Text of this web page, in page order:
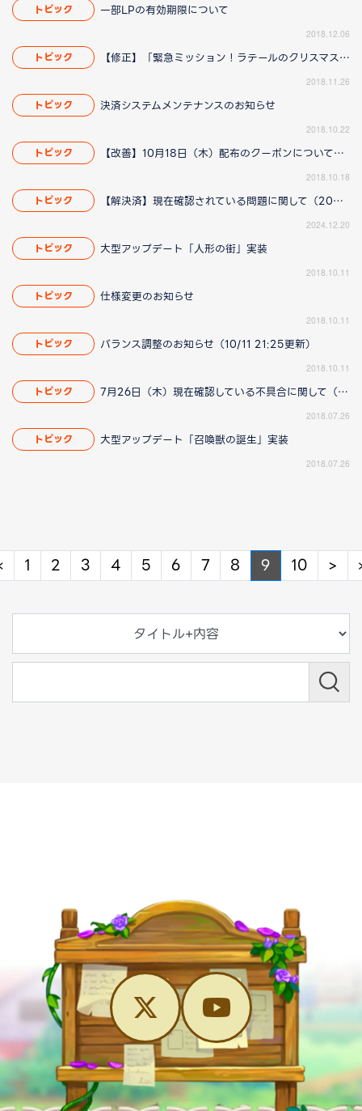
トピック 一部LPの有効期限について
2018.12.06
トピック 【修正】「緊急ミッション！ラテールのクリスマスを救え！」イベントに関して(11/29 14:15更新)
2018.11.26
トピック 決済システムメンテナンスのお知らせ
2018.10.22
トピック 【改善】10月18日（木）配布のクーポンについてのお知らせ（10/18 19:30更新）
2018.10.18
トピック 【解決済】現在確認されている問題に関して（2025/1/23 13:00更新）
2024.12.20
トピック 大型アップデート「人形の街」実装
2018.10.11
トピック 仕様変更のお知らせ
2018.10.11
トピック バランス調整のお知らせ（10/11 21:25更新）
2018.10.11
トピック 7月26日（木）現在確認している不具合に関して（8/23 14:40更新）
2018.07.26
トピック 大型アップデート「召喚獣の誕生」実装
2018.07.26
Previous
1 2 3 4 5 6 7 8 9 10 >